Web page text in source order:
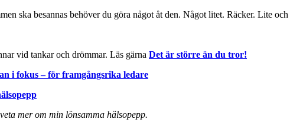
ska besannas behöver du göra något åt den. Något litet. Räcker. Lite
vid tankar och drömmar. Läs gärna Det är större än du tror!
i fokus – för framgångsrika ledare
mer om min lönsamma hälsopepp.